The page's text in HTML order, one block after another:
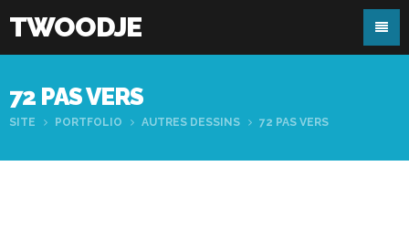
TWOODJE
72 PAS VERS
SITE PORTFOLIO AUTRES DESSINS 72 PAS VERS